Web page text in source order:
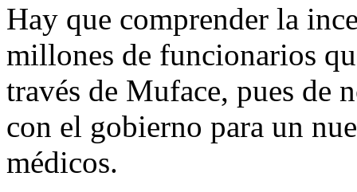
Hay que comprender la
millones de funcionarios
través de Muface, pues de
con el gobierno para un
médicos.